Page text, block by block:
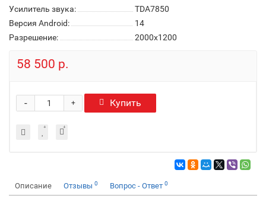
Усилитель звука:
TDA7850
Версия Android:
14
Разрешение:
2000x1200
58 500 р.
+
- Купить
Описание Отзывы 0 Вопрос - Ответ 0